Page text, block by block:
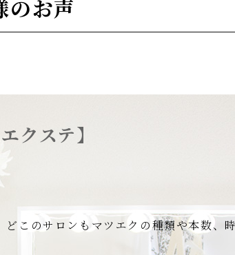
のお声
クステ】
このサロンもマツエクの種類や本数、